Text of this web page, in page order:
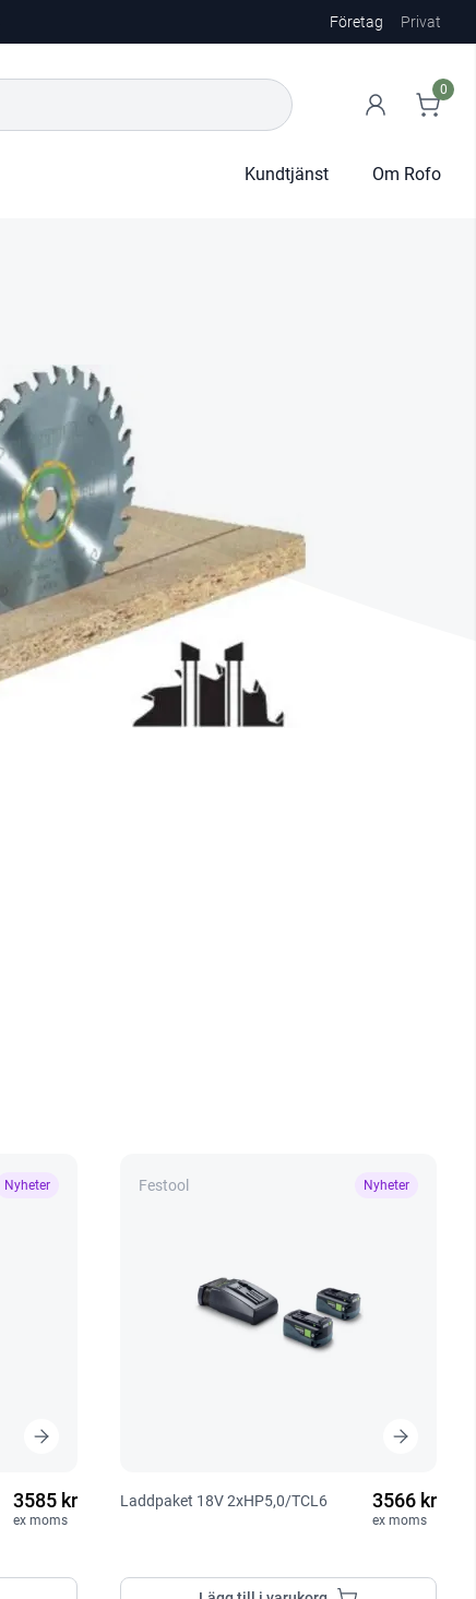
Företag Privat
0
Kundtjänst Om Rofo
Nyheter
3585 kr
ex moms
Festool Nyheter
Laddpaket 18V 2xHP5,0/TCL6 3566 kr
ex moms